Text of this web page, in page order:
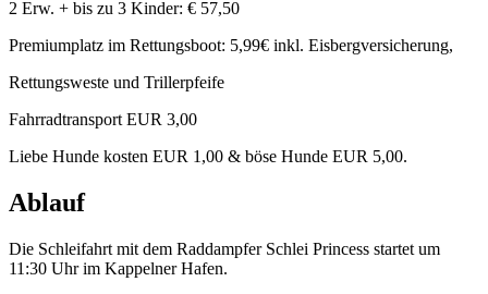
2 Erw. + bis zu 3 Kinder: € 57,50
Premiumplatz im Rettungsboot: 5,99€ inkl. Eisbergversicherung,
Rettungsweste und Trillerpfeife
Fahrradtransport EUR 3,00
Liebe Hunde kosten EUR 1,00 & böse Hunde EUR 5,00.
Ablauf
Die Schleifahrt mit dem Raddampfer Schlei Princess startet um
11:30 Uhr im Kappelner Hafen.